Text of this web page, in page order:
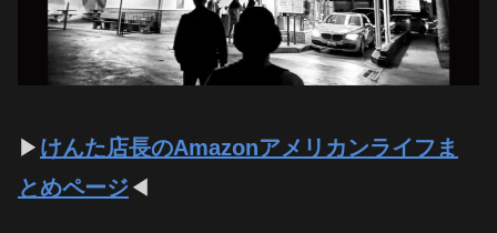
▶ けんた店長のAmazonアメリカンライフま
とめページ◀